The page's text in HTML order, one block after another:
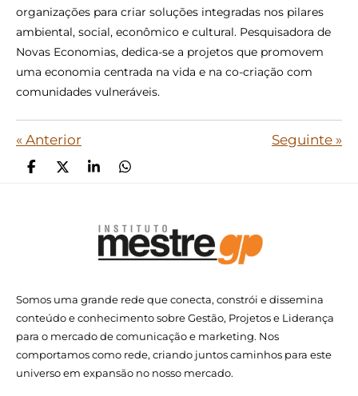
organizações para criar soluções integradas nos pilares
ambiental, social, econômico e cultural. Pesquisadora de
Novas Economias, dedica-se a projetos que promovem
uma economia centrada na vida e na co-criação com
comunidades vulneráveis.
«Anterior Seguinte »
P
C
h
a
r
P
h
P
i
h
Somos uma grande rede que conecta, constrói e dissemina
conteúdo e conhecimento sobre Gestão, Projetos e Liderança
para o mercado de comunicação e marketing. Nos
comportamos como rede, criando juntos caminhos para este
universo em expansão no nosso mercado.